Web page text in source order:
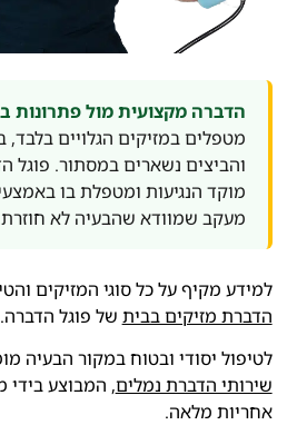
הדברה מקצועית מול פתרונות
מטפלים במזיקים הגלויים בלבד,
והביצים נשארים במסתור.
מוקד הנגיעות ומטפלת בו
מעקב שמוודא שהבעיה לא
למידע מקיף על כל סוגי המזיקים
הדברת מזיקים בבית של פוגל הדברה.
לטיפול יסודי ובטוח במקור הבעיה
שירותי הדברת נמלים, המבוצע בידי
אחריות מלאה.